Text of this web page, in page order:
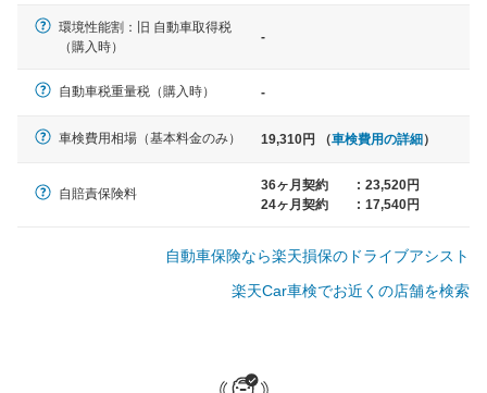
ノア、セレナ、プリウス、カロー
大型車
環境性能割：旧 自動車取得税
（購入時）
-
自動車税重量税（購入時） -
車検費用相場（基本料金のみ） 19,310円 （車検費用の詳細）
自賠責保険料
36ヶ月契約 : 23,520円
24ヶ月契約
: 17,540円
自動車保険なら楽天損保のドライブアシスト
楽天Car車検でお近くの店舗を検索